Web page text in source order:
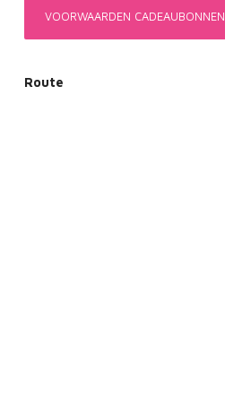
VOORWAARDEN CADEAUBONNEN
Route